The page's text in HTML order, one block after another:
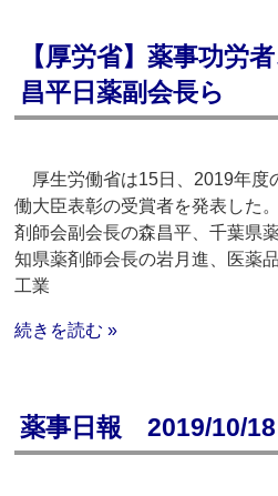
【厚労省】薬事功労
昌平日薬副会長ら
厚生労働省は15日、2019年度
働大臣表彰の受賞者を発表した
剤師会副会長の森昌平、千葉県
知県薬剤師会長の岩月進、医薬
工業
続きを読む »
薬事日報 2019/10/18